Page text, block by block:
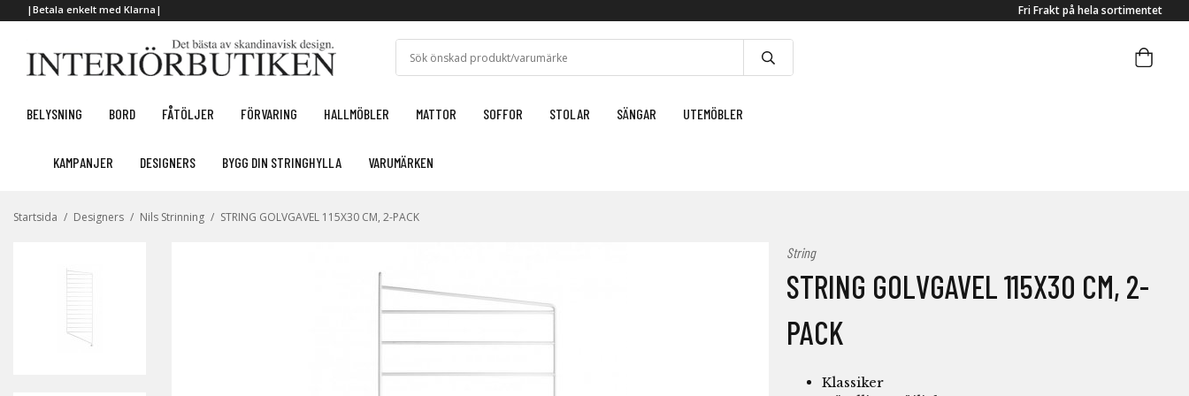
|Betala enkelt med Klarna| Fri Frakt på hela sortimentet
BELYSNING BORD FÅTÖLJER FÖRVARING HALLMÖBLER MATTOR SOFFOR STOLAR SÄNGAR UTEMÖBLER
KAMPANJER DESIGNERS BYGG DIN STRINGHYLLA VARUMÄRKEN
Startsida / Designers / Nils Strinning / STRING GOLVGAVEL 115X30 CM, 2-PACK
String
STRING GOLVGAVEL 115X30 CM, 2-
PACK
Klassiker